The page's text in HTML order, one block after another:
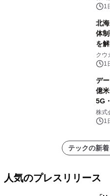
速1
北
体
を
クウ
1
デ
億
5G
株式
1
テックの新
人気のプレスリリース